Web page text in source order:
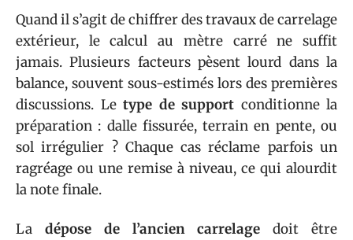
Quand il s’agit de chiffrer des travaux de carrelage
extérieur, le calcul au mètre carré ne suffit
jamais. Plusieurs facteurs pèsent lourd dans la
balance, souvent sous-estimés lors des premières
discussions. Le type de support conditionne la
préparation : dalle fissurée, terrain en pente, ou
sol irrégulier ? Chaque cas réclame parfois un
ragréage ou une remise à niveau, ce qui alourdit
la note finale.
La dépose de l’ancien carrelage doit être